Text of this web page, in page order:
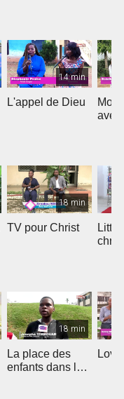
14 min
L'appel de Dieu
Mon
avec
18 min
TV pour Christ
18 min
La place des
enfants dans le